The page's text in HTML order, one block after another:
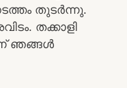
തുടർന്നു.
തക്കാളി
ഞങ്ങൾ